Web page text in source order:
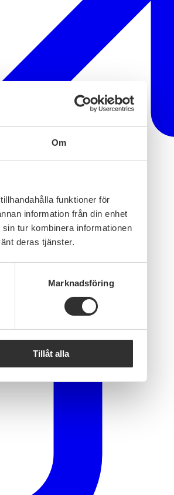
Om
funktioner för
information från din enhet
tur kombinera informationen
deras tjänster.
Marknadsföring
Tillåt alla